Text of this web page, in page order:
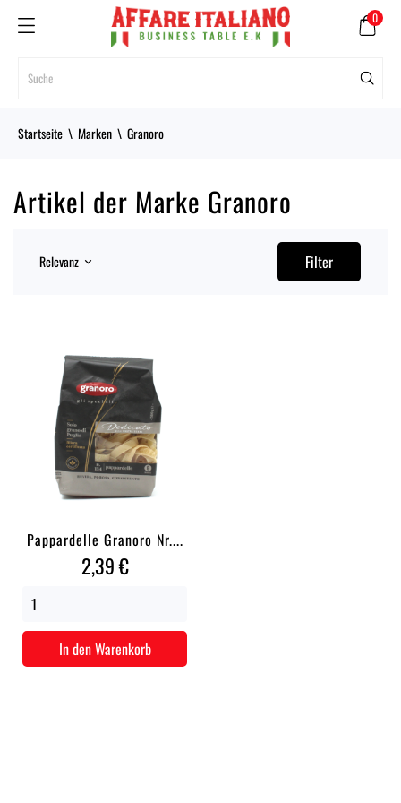
0
Startseite Marken Granoro
Artikel der Marke Granoro
Relevanz keyboard_arrow_down Filter
Pappardelle Granoro Nr....
Preis
2,39 €
In den Warenkorb